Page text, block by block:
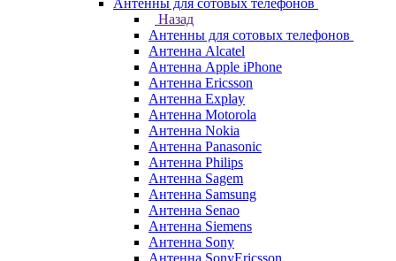
Антенны для сотовых телефонов
Назад
Антенны для сотовых телефонов
Антенна Alcatel
Антенна Apple iPhone
Антенна Ericsson
Антенна Explay
Антенна Motorola
Антенна Nokia
Антенна Panasonic
Антенна Philips
Антенна Sagem
Антенна Samsung
Антенна Senao
Антенна Siemens
Антенна Sony
Антенна SonyEricsson